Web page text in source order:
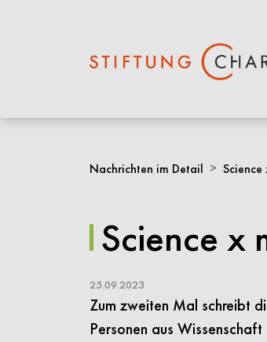
Nachrichten im Detail
Science x
25.09.2023
Zum zweiten Mal schreibt
Personen aus